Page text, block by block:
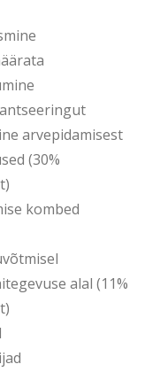
arvepidamisest
(30%
kombed
alal (11%